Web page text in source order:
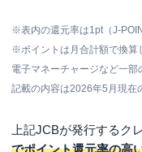
※表内の還元率は1pt（J-
※ポイントは月合計額で換算
電子マネーチャージなど一部
記載の内容は2026年5月現在
上記JCBが発行するク
でポイント還元率の高